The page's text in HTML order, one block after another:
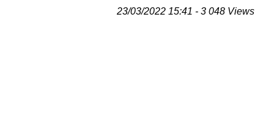
23/03/2022 15:41 - 3 048 Views